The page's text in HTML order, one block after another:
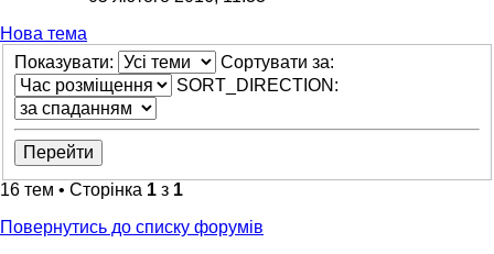
Нова тема
Показувати:
Сортувати за:
SORT_DIRECTION:
16 тем • Сторінка 1 з 1
Повернутись до списку форумів